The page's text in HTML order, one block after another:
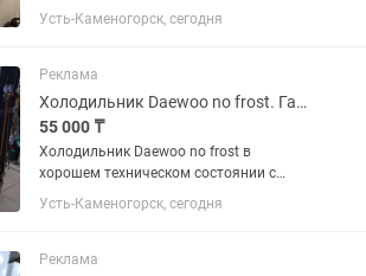
Доставка до подъезда бесплатно.
Усть-Каменогорск, сегодня
Реклама
Холодильник Daewoo no frost. Гарантия. Доставка до подъезда.
55 000 ₸
Холодильник Daewoo no frost в
хорошем техническом состоянии с
Гарантией Два месяца. Доставка до
подъезда бесплатно.
Усть-Каменогорск, сегодня
Реклама